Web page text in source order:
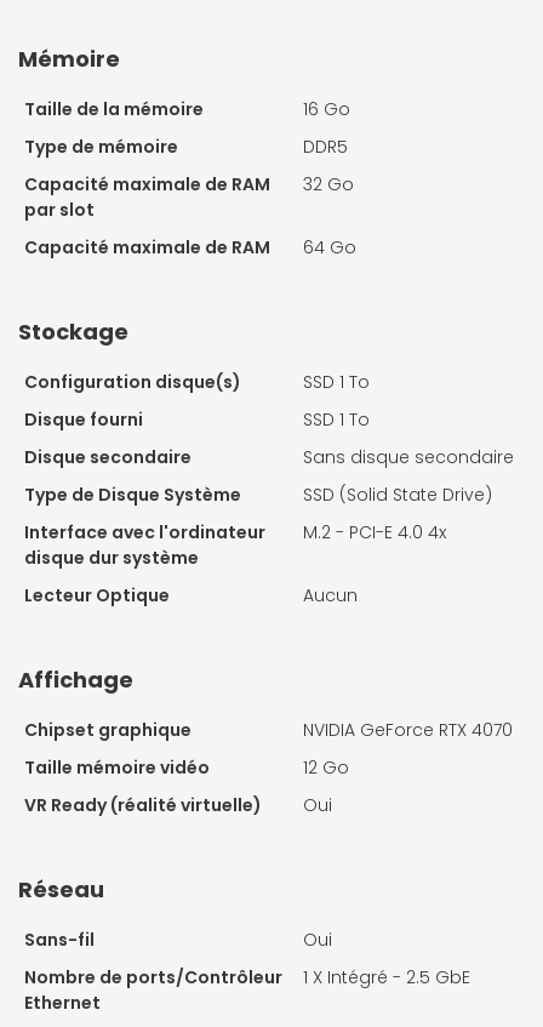
Mémoire
Taille de la mémoire
16 Go
Type de mémoire
DDR5
Capacité maximale de RAM
par slot
32 Go
Capacité maximale de RAM 64 Go
Stockage
Configuration disque(s)
SSD 1 To
Disque fourni
SSD 1 To
Disque secondaire
Sans disque secondaire
Type de Disque Système
SSD (Solid State Drive)
Interface avec l'ordinateur
disque dur système
M.2 - PCI-E 4.0 4x
Lecteur Optique Aucun
Affichage
Chipset graphique
NVIDIA GeForce RTX 4070
Taille mémoire vidéo
12 Go
VR Ready (réalité virtuelle)
Oui
Réseau
Sans-fil
Oui
Nombre de ports/Contrôleur
Ethernet
1 X Intégré - 2.5 GbE